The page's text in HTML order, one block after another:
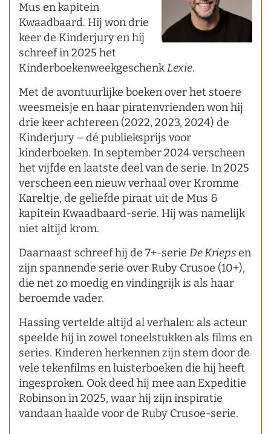
Mus en kapitein
Kwaadbaard. Hij won drie
keer de Kinderjury en hij
schreef in 2025 het
KinderboekenweekgeschenkLexie.
Met de avontuurlijke boeken over het stoere
weesmeisje en haar piratenvrienden won hij
drie keer achtereen (2022, 2023, 2024) de
Kinderjury – dé publieksprijs voor
kinderboeken. In september 2024 verscheen
het vijfde en laatste deel van de serie. In 2025
verscheen een nieuw verhaal over Kromme
Kareltje, de geliefde piraat uit de Mus &
kapitein Kwaadbaard-serie. Hij was namelijk
niet altijd krom.
Daarnaast schreef hij de 7+-serie De Kriepsen
zijn spannende serie over Ruby Crusoe (10+),
die net zo moedig en vindingrijk is als haar
beroemde vader.
Hassing vertelde altijd al verhalen: als acteur
speelde hij in zowel toneelstukken als films en
series. Kinderen herkennen zijn stem door de
vele tekenfilms en luisterboeken die hij heeft
ingesproken. Ook deed hij mee aan Expeditie
Robinson in 2025, waar hij zijn inspiratie
vandaan haalde voor de Ruby Crusoe-serie.